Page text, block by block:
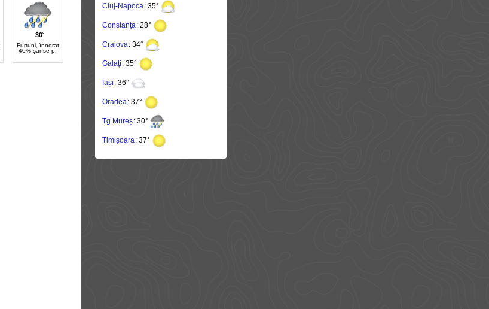
30˚
Furtuni, înnorat
40% șanse p.
Cluj-Napoca: 35°
Constanța: 28°
Craiova: 34°
Galați : 35°
Iași : 36°
Oradea: 37°
Tg.Mureș: 30°
Timișoara: 37°